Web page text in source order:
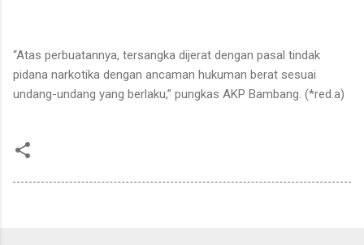
“Atas perbuatannya, tersangka dijerat dengan pasal tindak
pidana narkotika dengan ancaman hukuman berat sesuai
undang-undang yang berlaku,” pungkas AKP Bambang. (*red.a)